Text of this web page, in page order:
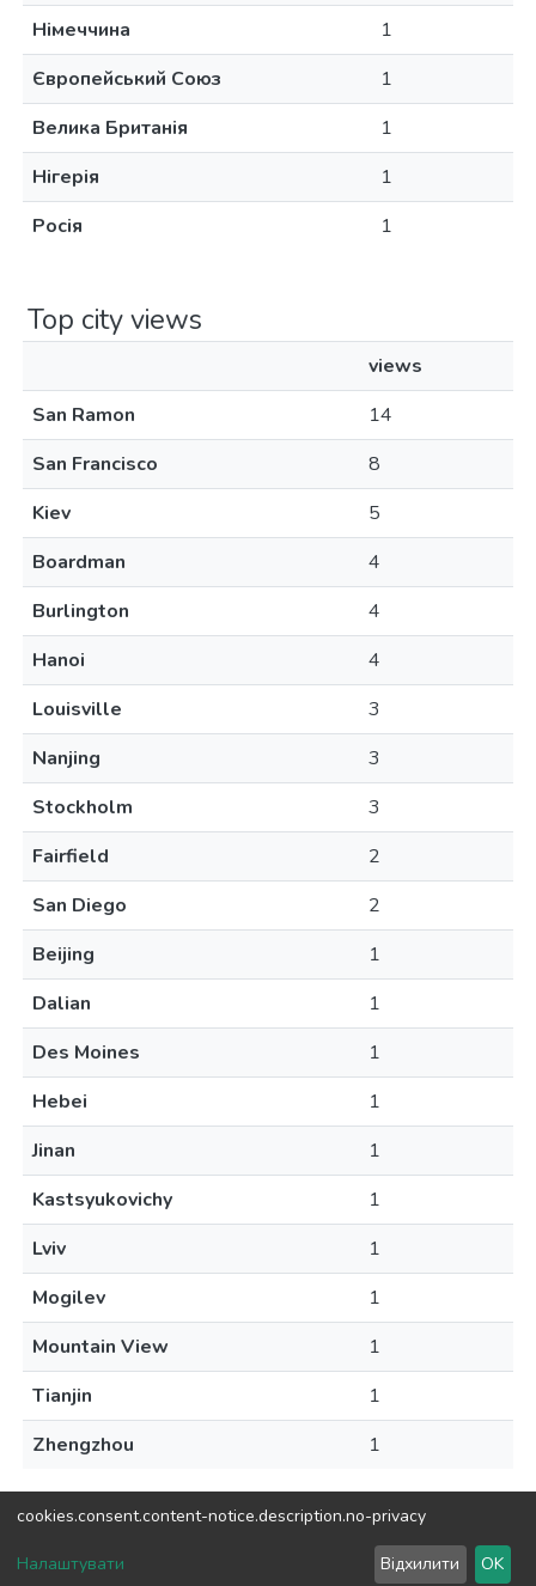
Німеччина
1
Європейський Союз
1
Велика Британія
1
Нігерія
1
Росія
1
Top city views
views
San Ramon
14
San Francisco
8
Kiev
5
Boardman
4
Burlington
4
Hanoi
4
Louisville
3
Nanjing
3
Stockholm
3
Fairfield
2
San Diego
2
Beijing
1
Dalian
1
Des Moines
1
Hebei
1
Jinan
1
Kastsyukovichy
1
Lviv
1
Mogilev
1
Mountain View
1
Tianjin
1
Zhengzhou
1
DSpace software copyright © 2002-2026LYRASIS
cookies.consent.content-notice.description.no-privacy
Налаштувати Відхилити OK